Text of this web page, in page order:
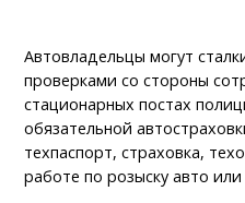
Автовладельцы могут
проверками со стороны
стационарных постах
обязательной
техпаспорт, страховка,
работе по розыску авто